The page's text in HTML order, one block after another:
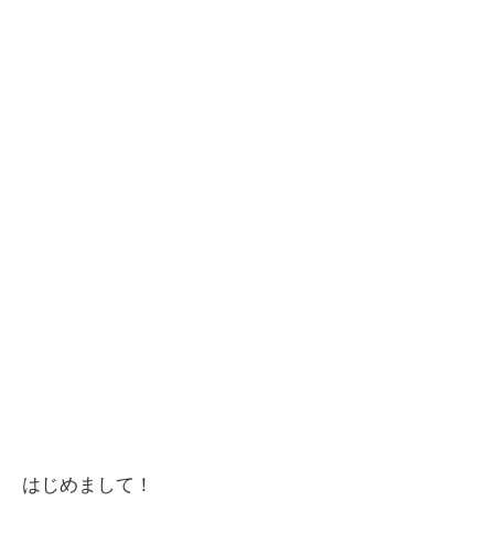
はじめまして！